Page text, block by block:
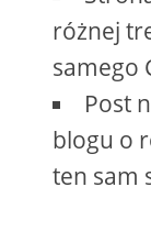
różnej
samego
Post
blogu o
ten sam